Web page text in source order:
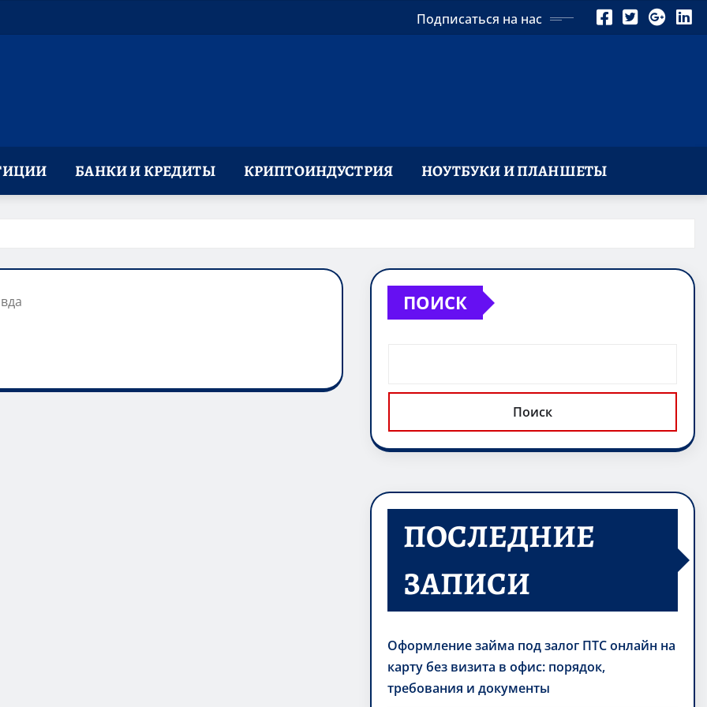
Подписаться на нас
БАНКИ И КРЕДИТЫ КРИПТОИНДУСТРИЯ НОУТБУКИ И ПЛАНШЕТЫ
ПОИСК
Поиск
ПОСЛЕДНИЕ
ЗАПИСИ
Оформление займа под залог ПТС онлайн на
карту без визита в офис: порядок,
требования и документы